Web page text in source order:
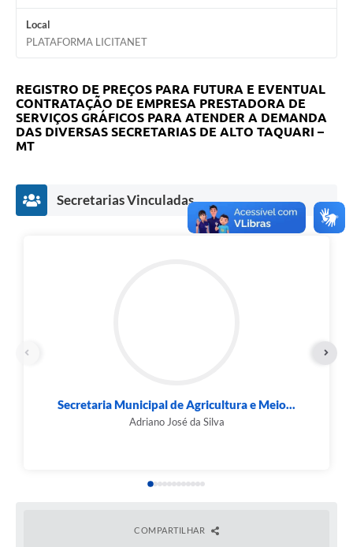
Local
PLATAFORMA LICITANET
REGISTRO DE PREÇOS PARA FUTURA E EVENTUAL
CONTRATAÇÃO DE EMPRESA PRESTADORA DE
SERVIÇOS GRÁFICOS PARA ATENDER A DEMANDA
DAS DIVERSAS SECRETARIAS DE ALTO TAQUARI –
MT
Secretarias Vinculadas
Secretaria Municipal de Agricultura e Meio...
Adriano José da Silva
COMPARTILHAR